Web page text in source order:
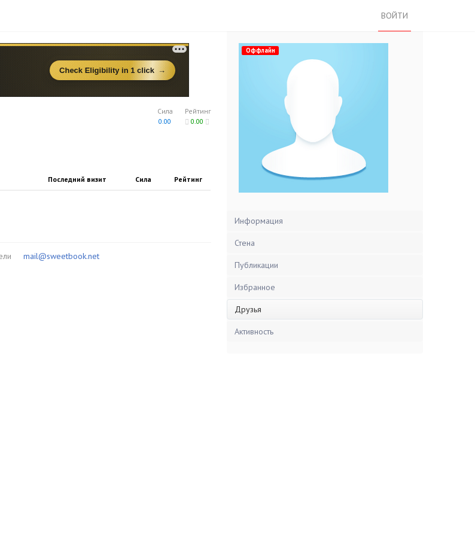
ВОЙТИ
Рейтинг
0.00
Сила
0.00
Последний визит Сила Рейтинг
mail@sweetbook.net
Оффлайн
Информация
Стена
Публикации
Избранное
Друзья
Активность